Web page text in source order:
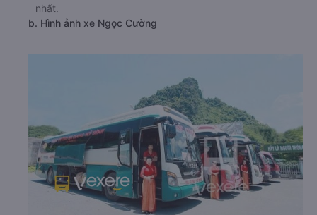
nhất.
b. Hình ảnh xe Ngọc Cường